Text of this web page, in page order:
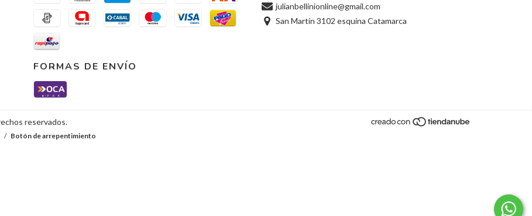
FORMAS DE ENVÍO
julianbellinionline@gmail.com
San Martín 3102 esquina Catamarca
reservados.
/ Botón de arrepentimiento